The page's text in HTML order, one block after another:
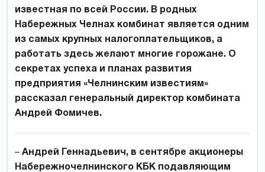
известная по всей России. В родных
Набережных Челнах комбинат является одним
из самых крупных налогоплательщиков, а
работать здесь желают многие горожане. О
секретах успеха и планах развития
предприятия «Челнинским известиям»
рассказал генеральный директор комбината
Андрей Фомичев.
– Андрей Геннадьевич, в сентябре акционеры
Набережночелнинского КБК подавляющим